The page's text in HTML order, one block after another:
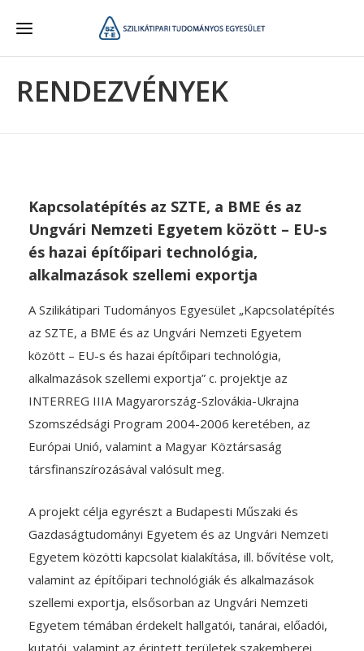
RENDEZVÉNYEK
Kapcsolatépítés az SZTE, a BME és az
Ungvári Nemzeti Egyetem között – EU-s
és hazai építőipari technológia,
alkalmazások szellemi exportja
A Szilikátipari Tudományos Egyesület „Kapcsolatépítés
az SZTE, a BME és az Ungvári Nemzeti Egyetem
között – EU-s és hazai építőipari technológia,
alkalmazások szellemi exportja” c. projektje az
INTERREG IIIA Magyarország-Szlovákia-Ukrajna
Szomszédsági Program 2004-2006 keretében, az
Európai Unió, valamint a Magyar Köztársaság
társfinanszírozásával valósult meg.
A projekt célja egyrészt a Budapesti Műszaki és
Gazdaságtudományi Egyetem és az Ungvári Nemzeti
Egyetem közötti kapcsolat kialakítása, ill. bővítése volt,
valamint az építőipari technológiák és alkalmazások
szellemi exportja, elsősorban az Ungvári Nemzeti
Egyetem témában érdekelt hallgatói, tanárai, előadói,